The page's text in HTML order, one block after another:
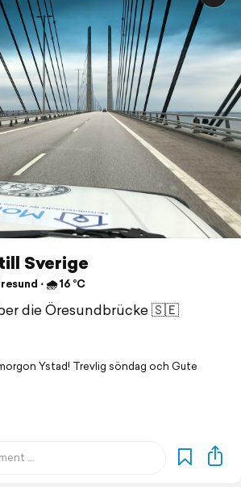
Sverige
⋅ 🌧 16 °C
die Öresundbrücke 🇸🇪
Ystad! Trevlig söndag och Gute